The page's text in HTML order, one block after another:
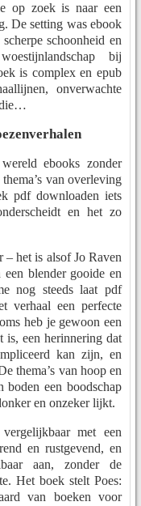
op zoek is naar een
De setting was ebook
schoonheid en
bij
is complex en epub
onverwachte
die…
ebooks zonder
van overleving
pdf downloaden iets
en het zo
– het is alsof Jo Raven
blender gooide en
nog steeds laat pdf
verhaal een perfecte
heb je gewoon een
is, een herinnering dat
kan zijn, en
thema’s van hoop en
boden een boodschap
en onzeker lijkt.
met een
en rustgevend, en
aan, zonder de
Het boek stelt Poes:
van boeken voor